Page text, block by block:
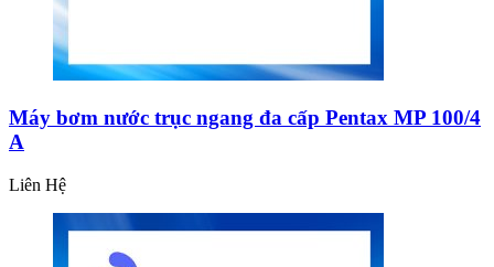
Máy bơm nước trục ngang đa cấp Pentax MP 100/4
A
Liên Hệ